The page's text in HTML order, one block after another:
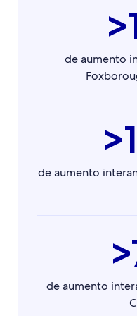
de aumento
de aumento
de aumento